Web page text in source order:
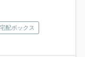
宅配ボックス